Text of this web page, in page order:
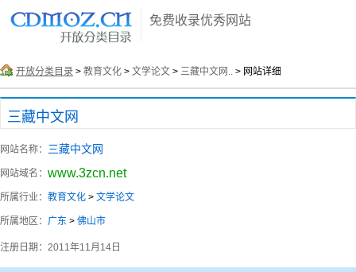
免费收录优秀网站
开放分类目录 > 教育文化 > 文学论文 > 三藏中文网.. > 网站详细
三藏中文网
网站名称： 三藏中文网
网站域名： www.3zcn.net
所属行业： 教育文化 > 文学论文
所属地区： 广东 > 佛山市
注册日期： 2011年11月14日